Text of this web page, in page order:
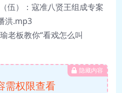
伍）：寇准八贤王组成专案
洪.mp3
老板教你“看戏怎么叫
隐藏内容
需权限查看